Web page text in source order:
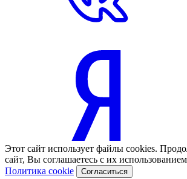
Этот сайт использует файлы cookies.
сайт, Вы соглашаетесь с их
Политика cookie
Согласиться